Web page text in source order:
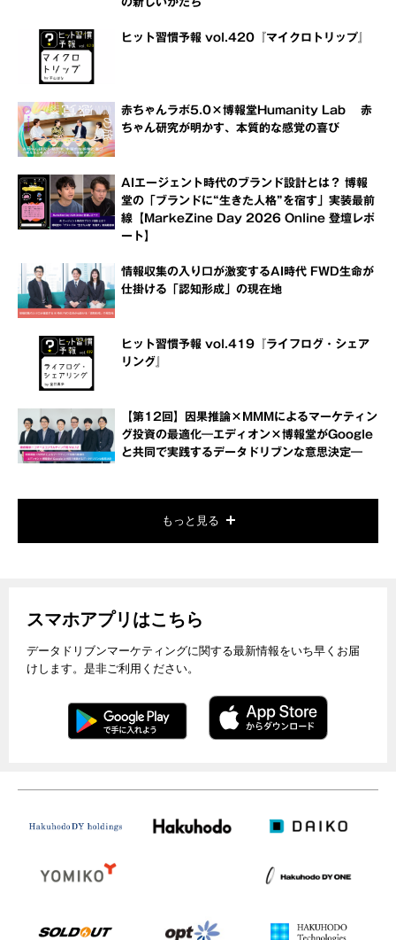
ヒット習慣予報 vol.420『マイクロトリップ』
赤ちゃんラボ5.0×博報堂Humanity Lab 赤
ちゃん研究が明かす、本質的な感覚の喜び
AIエージェント時代のブランド設計とは？ 博報
堂の「ブランドに“生きた人格”を宿す」実装最前
線【MarkeZine Day 2026 Online 登壇レポ
ート】
情報収集の入り口が激変するAI時代 FWD生命が
仕掛ける「認知形成」の現在地
ヒット習慣予報 vol.419『ライフログ・シェア
リング』
【第12回】因果推論×MMMによるマーケティン
グ投資の最適化―エディオン×博報堂がGoogle
と共同で実践するデータドリブンな意思決定―
もっと見る
スマホアプリはこちら
データドリブンマーケティングに関する最新情報をいち早くお届
けします。是非ご利用ください。